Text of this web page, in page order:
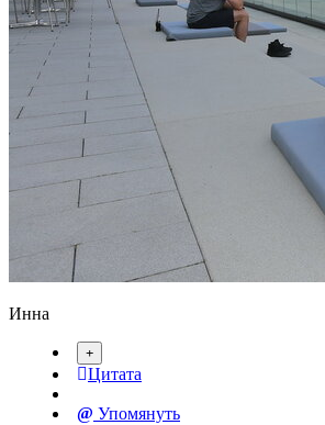
Инна
Цитата
Упомянуть